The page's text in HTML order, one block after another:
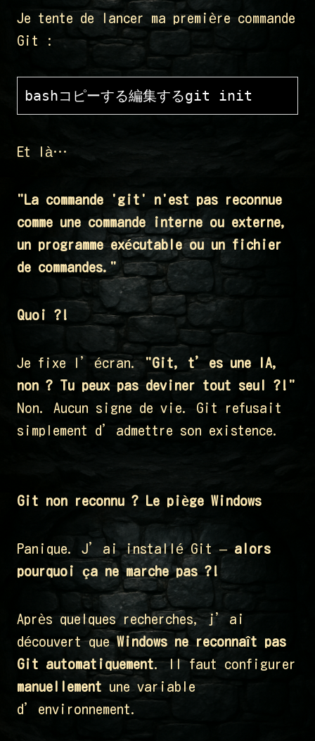
Je tente de lancer ma première commande
Git :
bashコピーする編集する
Et là…
"La commande 'git' n'est pas reconnue
comme une commande interne ou externe,
un programme exécutable ou un fichier
de commandes."
Quoi ?!
Je fixe l’écran. "Git, t’es une IA,
non ? Tu peux pas deviner tout seul ?!"
Non. Aucun signe de vie. Git refusait
simplement d’admettre son existence.
Git non reconnu ? Le piège Windows
Panique. J’ai installé Git – alors
pourquoi ça ne marche pas ?!
Après quelques recherches, j’ai
découvert queWindows ne reconnaît pas
Git automatiquement. Il faut configurer
manuellement une variable
d’environnement.